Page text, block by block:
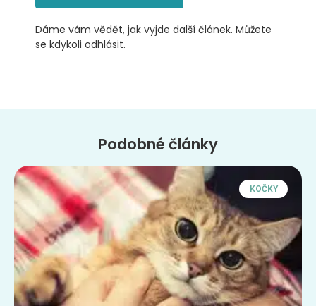
Dáme vám vědět, jak vyjde další článek. Můžete
se kdykoli odhlásit.
Podobné články
KOČKY